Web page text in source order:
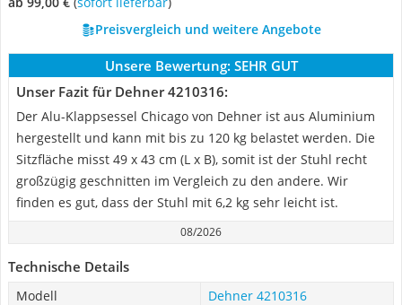
Preisvergleich und weitere Angebote
Unsere Bewertung: SEHR GUT
Unser Fazit für Dehner 4210316:
Der Alu-Klappsessel Chicago von Dehner ist aus Aluminium
hergestellt und kann mit bis zu 120 kg belastet werden. Die
Sitzfläche misst 49 x 43 cm (L x B), somit ist der Stuhl recht
großzügig geschnitten im Vergleich zu den andere. Wir
finden es gut, dass der Stuhl mit 6,2 kg sehr leicht ist.
08/2026
Technische Details
Modell
Dehner 4210316